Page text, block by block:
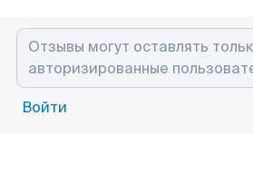
Войти